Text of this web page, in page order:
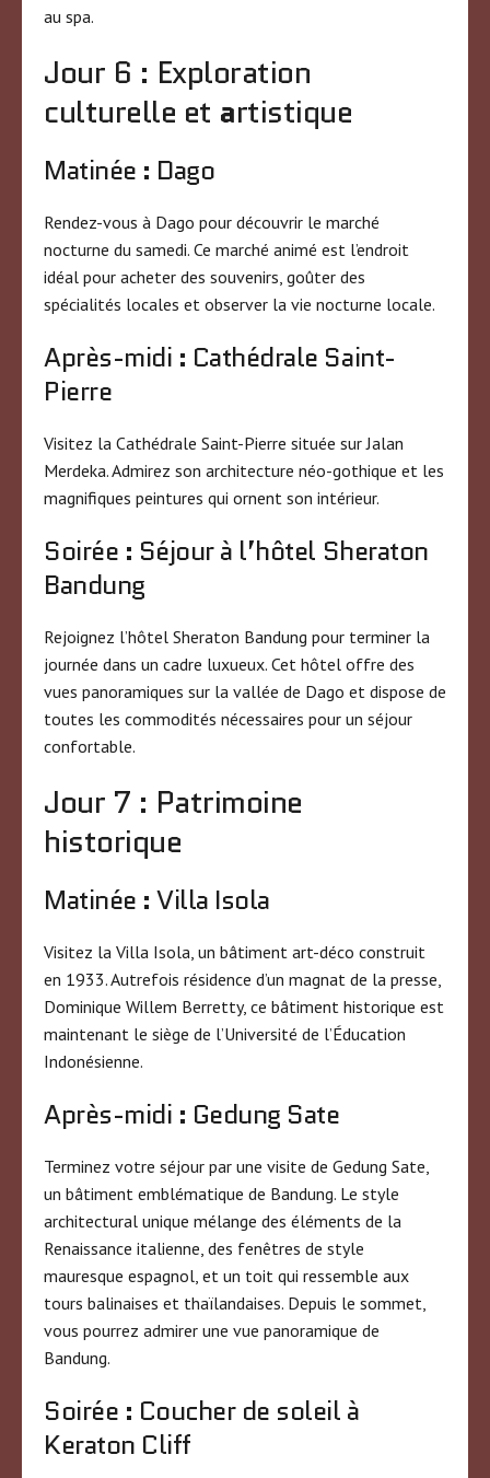
au spa.
Jour 6 : Exploration
culturelle et artistique
Matinée : Dago
Rendez-vous à Dago pour découvrir le marché
nocturne du samedi. Ce marché animé est l’endroit
idéal pour acheter des souvenirs, goûter des
spécialités locales et observer la vie nocturne locale.
Après-midi : Cathédrale Saint-
Pierre
Visitez la Cathédrale Saint-Pierre située sur Jalan
Merdeka. Admirez son architecture néo-gothique et les
magnifiques peintures qui ornent son intérieur.
Soirée : Séjour à l’hôtel Sheraton
Bandung
Rejoignez l’hôtel Sheraton Bandung pour terminer la
journée dans un cadre luxueux. Cet hôtel offre des
vues panoramiques sur la vallée de Dago et dispose de
toutes les commodités nécessaires pour un séjour
confortable.
Jour 7 : Patrimoine
historique
Matinée : Villa Isola
Visitez la Villa Isola, un bâtiment art-déco construit
en 1933. Autrefois résidence d’un magnat de la presse,
Dominique Willem Berretty, ce bâtiment historique est
maintenant le siège de l’Université de l’Éducation
Indonésienne.
Après-midi : Gedung Sate
Terminez votre séjour par une visite de Gedung Sate,
un bâtiment emblématique de Bandung. Le style
architectural unique mélange des éléments de la
Renaissance italienne, des fenêtres de style
mauresque espagnol, et un toit qui ressemble aux
tours balinaises et thaïlandaises. Depuis le sommet,
vous pourrez admirer une vue panoramique de
Bandung.
Soirée : Coucher de soleil à
Keraton Cliff